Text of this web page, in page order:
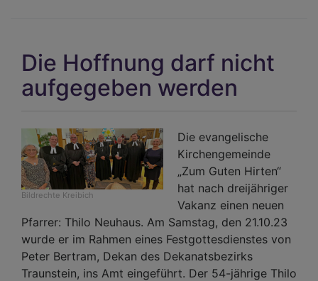
Die Hoffnung darf nicht
aufgegeben werden
Bildrechte Kreibich
Die evangelische
Kirchengemeinde
„Zum Guten Hirten“
hat nach dreijähriger
Vakanz einen neuen
Pfarrer: Thilo Neuhaus. Am Samstag, den 21.10.23
wurde er im Rahmen eines Festgottesdienstes von
Peter Bertram, Dekan des Dekanatsbezirks
Traunstein, ins Amt eingeführt. Der 54-jährige Thilo